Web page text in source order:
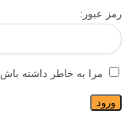
رمز عبور:
مرا به خاطر داشته باش